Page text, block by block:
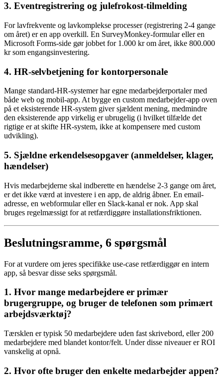
3. Eventregistrering og julefrokost-tilmelding
For lavfrekvente og lavkomplekse processer (registrering 2-4 gange
om året) er en app overkill. En SurveyMonkey-formular eller en
Microsoft Forms-side gør jobbet for 1.000 kr om året, ikke 800.000
kr som engangsinvestering.
4. HR-selvbetjening for kontorpersonale
Mange standard-HR-systemer har egne medarbejderportaler med
både web og mobil-app. At bygge en custom medarbejder-app oven
på et eksisterende HR-system giver sjældent mening, medmindre
den eksisterende app virkelig er ubrugelig (i hvilket tilfælde det
rigtige er at skifte HR-system, ikke at kompensere med custom
udvikling).
5. Sjældne erkendelsesopgaver (anmeldelser, klager,
hændelser)
Hvis medarbejderne skal indberette en hændelse 2-3 gange om året,
er det ikke værd at investere i en app, de aldrig åbner. En email-
adresse, en webformular eller en Slack-kanal er nok. App skal
bruges regelmæssigt for at retfærdiggøre installationsfriktionen.
Beslutningsramme, 6 spørgsmål
For at vurdere om jeres specifikke use-case retfærdiggør en intern
app, så besvar disse seks spørgsmål.
1. Hvor mange medarbejdere er primær
brugergruppe, og bruger de telefonen som primært
arbejdsværktøj?
Tærsklen er typisk 50 medarbejdere uden fast skrivebord, eller 200
medarbejdere med blandet kontor/felt. Under disse niveauer er ROI
vanskelig at opnå.
2. Hvor ofte bruger den enkelte medarbejder appen?